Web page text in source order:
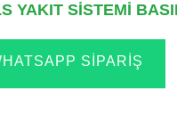
YAKIT SİSTEMİ
SIPARIŞ